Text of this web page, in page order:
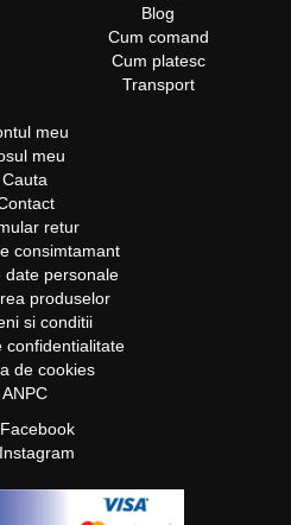
Blog
Cum comand
Cum platesc
Transport
meu
meu
Cauta
retur
consimtamant
date personale
produselor
si conditii
confidentialitate
de cookies
ANPC
Facebook
Instagram